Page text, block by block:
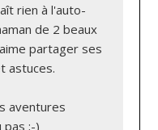
rien à l'auto-
de 2 beaux
partager ses
astuces.
aventures
pas ;-)